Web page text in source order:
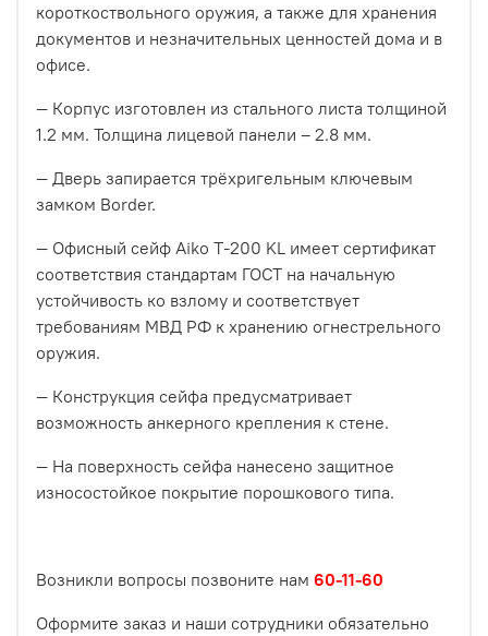
короткоствольного оружия, а также для хранения
документов и незначительных ценностей дома и в
офисе.
— Корпус изготовлен из стального листа толщиной
1.2 мм. Толщина лицевой панели – 2.8 мм.
— Дверь запирается трёхригельным ключевым
замком Border.
— Офисный сейф Aiko T-200 KL имеет сертификат
соответствия стандартам ГОСТ на начальную
устойчивость ко взлому и соответствует
требованиям МВД РФ к хранению огнестрельного
оружия.
— Конструкция сейфа предусматривает
возможность анкерного крепления к стене.
— На поверхность сейфа нанесено защитное
износостойкое покрытие порошкового типа.
Возникли вопросы позвоните нам 60-11-60
Оформите заказ и наши сотрудники обязательно